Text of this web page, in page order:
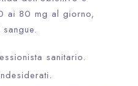
ai 80 mg al giorno,
sanitario.